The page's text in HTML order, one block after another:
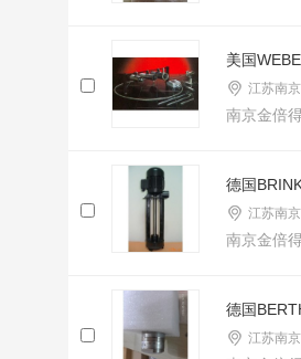
美国
江苏南
南京金倍
德国
江苏南
南京金倍
德国
江苏南